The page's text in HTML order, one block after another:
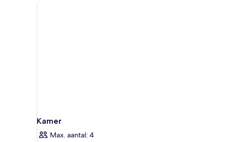
Kamer
Max. aantal: 4